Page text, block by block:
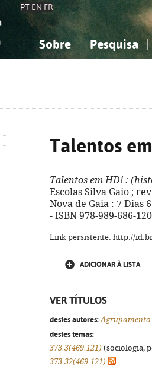
PT EN FR
Sobre Pesquisa
Talentos
Talentos em HD! :
Escolas Silva Gaio ;
Nova de Gaia : 7 Dias
- ISBN 978-989-686-
Link persistente: http://
ADICIONAR À LISTA
VER TÍTULOS
destes autores: Agrupamento
destes temas:
373.3(469.121) (sociologia,
373.32(469.121)